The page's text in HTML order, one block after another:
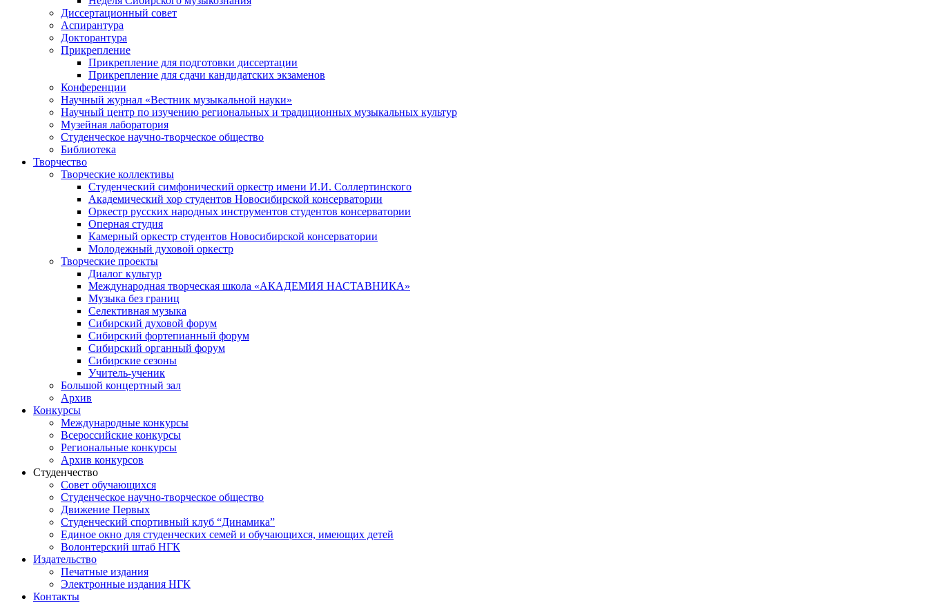
Диссертационный совет
Аспирантура
Докторантура
Прикрепление
Прикрепление для подготовки диссертации
Прикрепление для сдачи кандидатских экзаменов
Конференции
Научный журнал «Вестник музыкальной науки»
Научный центр по изучению региональных и традиционных музыкальных культур
Музейная лаборатория
Студенческое научно-творческое общество
Библиотека
Творчество
Творческие коллективы
Студенческий симфонический оркестр имени И.И. Соллертинского
Академический хор студентов Новосибирской консерватории
Оркестр русских народных инструментов студентов консерватории
Оперная студия
Камерный оркестр студентов Новосибирской консерватории
Молодежный духовой оркестр
Творческие проекты
Диалог культур
Международная творческая школа «АКАДЕМИЯ НАСТАВНИКА»
Музыка без границ
Селективная музыка
Сибирский духовой форум
Сибирский фортепианный форум
Сибирский органный форум
Сибирские сезоны
Учитель-ученик
Большой концертный зал
Архив
Конкурсы
Международные конкурсы
Всероссийские конкурсы
Региональные конкурсы
Архив конкурсов
Студенчество
Совет обучающихся
Студенческое научно-творческое общество
Движение Первых
Студенческий спортивный клуб “Динамика”
Единое окно для студенческих семей и обучающихся, имеющих детей
Волонтерский штаб НГК
Издательство
Печатные издания
Электронные издания НГК
Контакты